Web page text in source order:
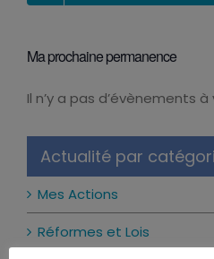
Ma prochaine permanence
Notice
Il n’y a pas d’évènements à
Actualité par
Mes Actions
Réformes et Lois